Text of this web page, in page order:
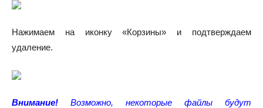
Нажимаем на иконку «Корзины» и подтверждаем
удаление.
Внимание! Возможно, некоторые файлы будут